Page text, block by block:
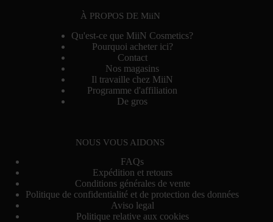
À PROPOS DE MiiN
Qu'est-ce que MiiN Cosmetics?
Pourquoi acheter ici?
Contact
Nos magasins
Il travaille chez MiiN
Programme d'affiliation
De gros
NOUS VOUS AIDONS
FAQs
Expédition et retours
Conditions générales de vente
Politique de confidentialité et de protection des données
Aviso legal
Politique relative aux cookies